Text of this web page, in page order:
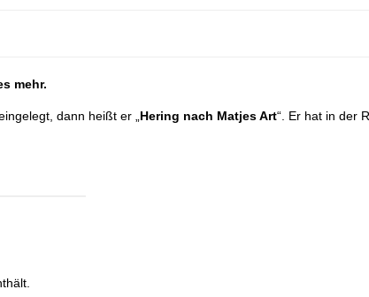
mehr.
dann heißt er „ Hering nach Matjes Art“. Er hat in der